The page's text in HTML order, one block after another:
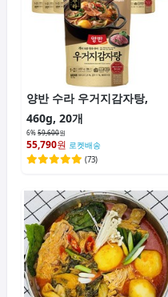
양반 수라 우거지감자탕,
460g, 20개
6%59,600원
55,790원 로켓배송
(73)